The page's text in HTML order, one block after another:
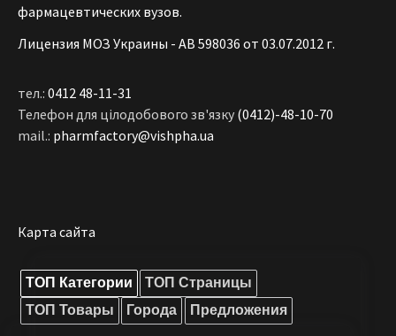
фармацевтических вузов.
Лицензия МОЗ Украины - АВ 598036 от 03.07.2012 г.
тел.: 0412 48-11-31
Телефон для цілодобового зв'язку (0412)-48-10-70
mail.: pharmfactory@vishpha.ua
Карта сайта
ТОП Категории
ТОП Страницы
ТОП Товары
Города Предложения